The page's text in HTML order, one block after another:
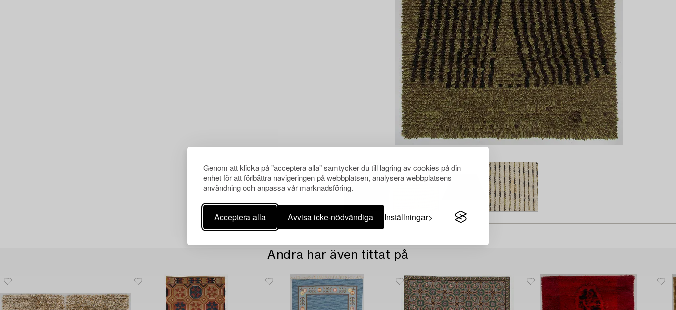
Genom att klicka på "acceptera alla" samtycker du till lagring av cookies på din
enhet för att förbättra navigeringen på webbplatsen, analysera webbplatsens
användning och anpassa vår marknadsföring.
Acceptera alla Avvisa icke-nödvändiga Inställningar
Andra har även tittat på